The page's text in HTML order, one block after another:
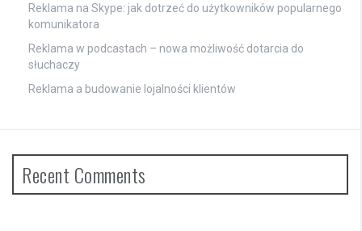
Reklama na Skype: jak dotrzeć do użytkowników popularnego
komunikatora
Reklama w podcastach – nowa możliwość dotarcia do
słuchaczy
Reklama a budowanie lojalności klientów
Recent Comments